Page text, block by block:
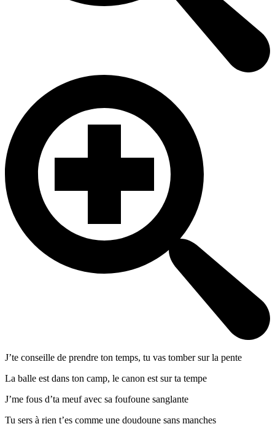
J’te conseille de prendre ton temps, tu vas tomber sur la pente
La balle est dans ton camp, le canon est sur ta tempe
J’me fous d’ta meuf avec sa foufoune sanglante
Tu sers à rien t’es comme une doudoune sans manches